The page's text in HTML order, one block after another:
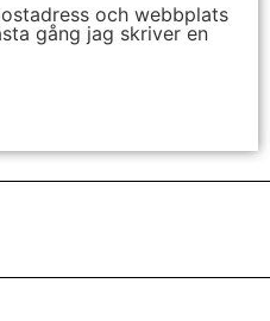
och webbplats
gång jag skriver en